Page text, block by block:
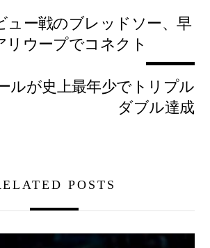
ュー戦のブレッドソー、早
リウープでコネクト
ルが史上最年少でトリプル
ダブル達成
POSTS